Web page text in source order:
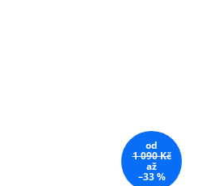
od
1 090 Kč
až
–33 %